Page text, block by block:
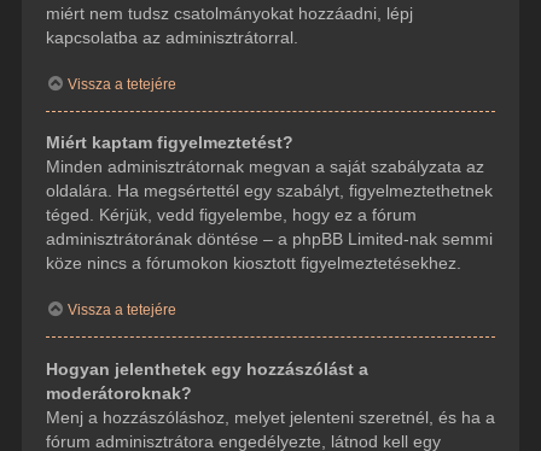
miért nem tudsz csatolmányokat hozzáadni, lépj
kapcsolatba az adminisztrátorral.
Vissza a tetejére
Miért kaptam figyelmeztetést?
Minden adminisztrátornak megvan a saját szabályzata az
oldalára. Ha megsértettél egy szabályt, figyelmeztethetnek
téged. Kérjük, vedd figyelembe, hogy ez a fórum
adminisztrátorának döntése – a phpBB Limited-nak semmi
köze nincs a fórumokon kiosztott figyelmeztetésekhez.
Vissza a tetejére
Hogyan jelenthetek egy hozzászólást a
moderátoroknak?
Menj a hozzászóláshoz, melyet jelenteni szeretnél, és ha a
fórum adminisztrátora engedélyezte, látnod kell egy